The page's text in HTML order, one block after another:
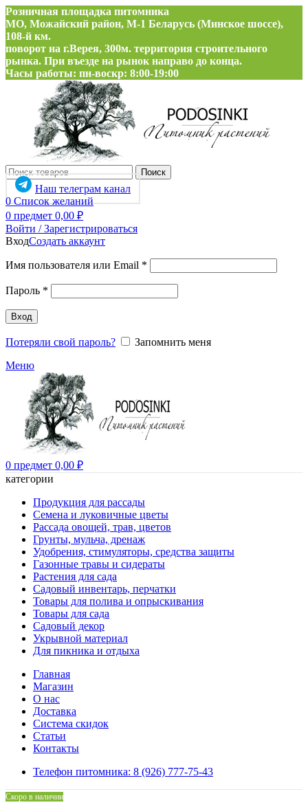
Розничная площадка питомника
МО, Можайский район, М-1 Беларусь (Минское шоссе),
108-й км.
поворот на г.Верея, 300м. территория строительного
рынка. При въезде на рынок направо до конца.
Часы работы: пн-воскр: 8:00-19:00
Поиск
Наш телеграм канал
0 Список желаний
0 предмет 0,00 ₽
Войти / Зарегистрироваться
ВходСоздать аккаунт
Имя пользователя или Email *
Пароль *
Вход
Потеряли свой пароль?
Запомнить меня
Меню
0 предмет 0,00 ₽
категории
Продукция для рассады
Семена и луковичные цветы
Рассада овощей, трав, цветов
Грунты, мульча, дренаж
Удобрения, стимуляторы, средства защиты
Газонные травы и сидераты
Растения для сада
Садовый инвентарь, перчатки
Товары для полива и опрыскивания
Товары для сада
Садовый декор
Укрывной материал
Для пикника и отдыха
Главная
Магазин
О нас
Доставка
Система скидок
Статьи
Контакты
Телефон питомника: 8 (926) 777-75-43
Скоро в наличии